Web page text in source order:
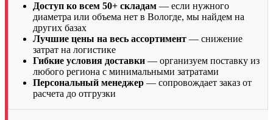
Доступ ко всем 50+ складам — если нужного
диаметра или объема нет в Вологде, мы найдем на
других базах
Лучшие цены на весь ассортимент — снижение
затрат на логистике
Гибкие условия доставки — организуем поставку из
любого региона с минимальными затратами
Персональный менеджер — сопровождает заказ от
расчета до отгрузки